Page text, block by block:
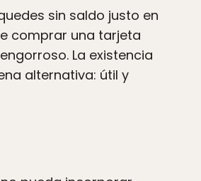
sin ​saldo ​justo en
comprar una tarjeta
La existencia
alternativa: útil y